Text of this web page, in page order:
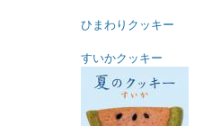
ひまわりクッキー
すいかクッキー